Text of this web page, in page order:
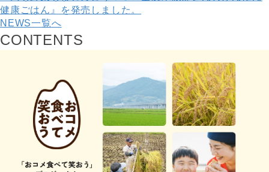
健康ごはん』を発売しました。
NEWS一覧へ
CONTENTS